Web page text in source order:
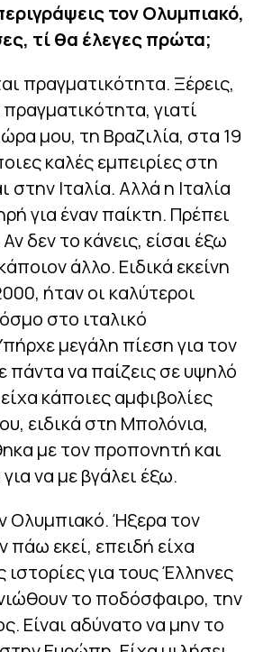
τον Ολυμπιακό,
τί θα έλεγες πρώτα;
πραγματικότητα. Ξέρεις,
πραγματικότητα, γιατί
μου, τη Βραζιλία, στα 19
καλές εμπειρίες στη
στην Ιταλία. Αλλά η Ιταλία
για έναν παίκτη. Πρέπει
δεν το κάνεις, είσαι έξω
άλλο. Ειδικά εκείνη
ήταν οι καλύτεροι
στο ιταλικό
μεγάλη πίεση για τον
πάντα να παίζεις σε υψηλό
κάποιες αμφιβολίες
ειδικά στη Μπολόνια,
με τον προπονητή και
να με βγάλει έξω.
Ολυμπιακό. Ήξερα τον
πάω εκεί, επειδή είχα
ιστορίες για τους Έλληνες
το ποδόσφαιρο, την
Είναι αδύνατο να μην το